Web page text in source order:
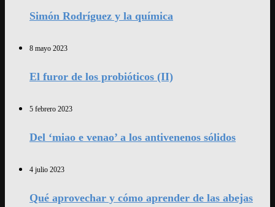
Simón Rodríguez y la química
8 mayo 2023
El furor de los probióticos (II)
5 febrero 2023
Del ‘miao e venao’ a los antivenenos sólidos
4 julio 2023
Qué aprovechar y cómo aprender de las abejas